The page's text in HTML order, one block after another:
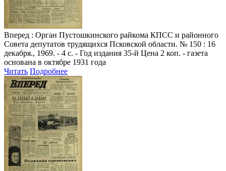
Вперед : Орган Пустошкинского райкома КПСС и районного
Совета депутатов трудящихся Псковской области. № 150 : 16
декабря., 1969. - 4 с. - Год издания 35-й Цена 2 коп. - газета
основана в октябре 1931 года
Читать Подробнее